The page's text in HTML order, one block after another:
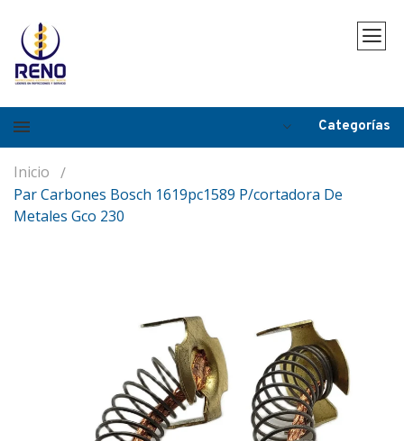
Categorías
Inicio
Par Carbones Bosch 1619pc1589 P/cortadora De
Metales Gco 230